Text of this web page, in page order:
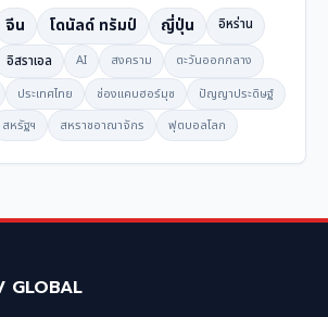
จีน โดนัลด์ ทรัมป์ ญี่ปุ่น
อิหร่าน
อิสราเอล AI สงคราม
ตะวันออกกลาง
ประเทศไทย ช่องแคบฮอร์มุซ
ปัญญาประดิษฐ์
สหรัฐฯ สหราชอาณาจักร ฟุตบอลโลก
GLOBAL